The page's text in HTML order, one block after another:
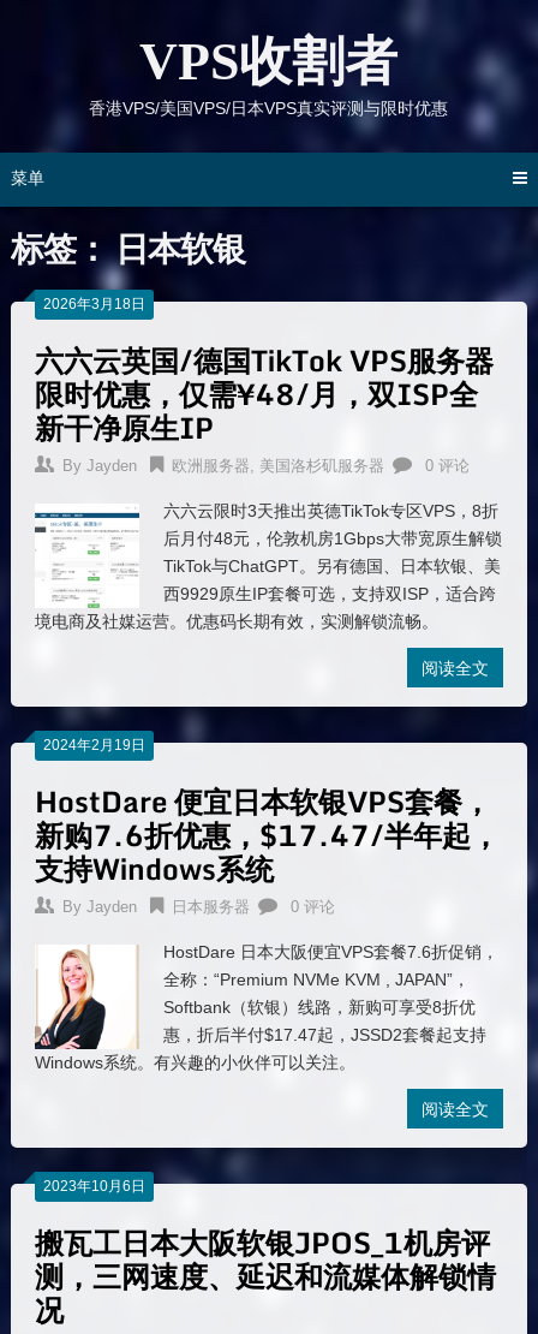
VPS收割者
香港VPS/美国VPS/日本VPS真实评测与限时优惠
菜单
标签：日本软银
2026年3月18日
六六云英国/德国TikTok VPS服务器
限时优惠，仅需¥48/月，双ISP全
新干净原生IP
By Jayden 欧洲服务器, 美国洛杉矶服务器 0 评论
六六云限时3天推出英德TikTok专区VPS，8折
后月付48元，伦敦机房1Gbps大带宽原生解锁
TikTok与ChatGPT。另有德国、日本软银、美
西9929原生IP套餐可选，支持双ISP，适合跨
境电商及社媒运营。优惠码长期有效，实测解锁流畅。
阅读全文
2024年2月19日
HostDare 便宜日本软银VPS套餐，
新购7.6折优惠，$17.47/半年起，
支持Windows系统
By Jayden 日本服务器 0 评论
HostDare 日本大阪便宜VPS套餐7.6折促销，
全称：“Premium NVMe KVM , JAPAN”，
Softbank（软银）线路，新购可享受8折优
惠，折后半付$17.47起，JSSD2套餐起支持
Windows系统。有兴趣的小伙伴可以关注。
阅读全文
2023年10月6日
搬瓦工日本大阪软银JPOS_1机房评
测，三网速度、延迟和流媒体解锁情
况